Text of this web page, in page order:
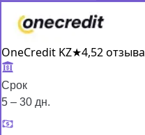
OneCredit KZ★4,52 отзыва
Срок
5 – 30 дн.